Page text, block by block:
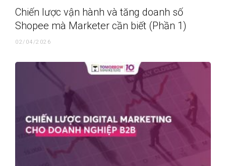
Chiến lược vận hành và tăng doanh số
Shopee mà Marketer cần biết (Phần 1)
02/04/2026